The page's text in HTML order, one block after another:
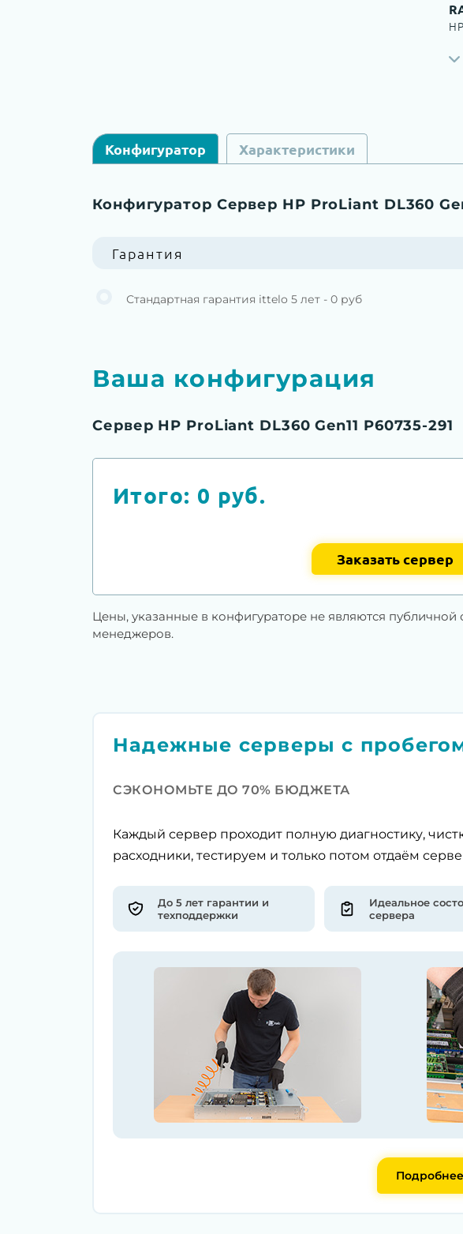
Конфигуратор Характеристики
Конфигуратор Сервер HP ProLiant DL360
Гарантия
Стандартная гарантия ittelo 5 лет - 0 руб
Ваша конфигурация
Сервер HP ProLiant DL360 Gen11 P60735-291
Итого: 0 руб.
Заказать сервер
Цены, указанные в конфигураторе не являются публичной
менеджеров.
Надежные серверы с
СЭКОНОМЬТЕ ДО 70% БЮДЖЕТА
Каждый сервер проходит полную диагностику,
расходники, тестируем и только потом отдаём
До 5 лет гарантии и
техподдержки
Идеальное
сервера